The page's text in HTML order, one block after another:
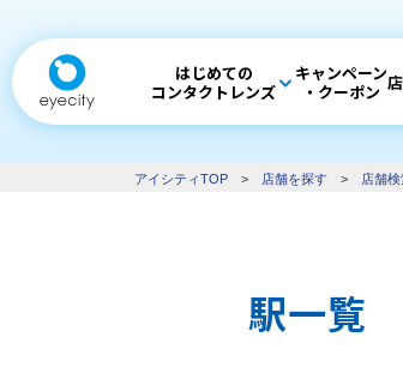
はじめての
コンタクトレンズ
キャンペーン
・クーポン
アイシティTOP > 店舗を探す > 店舗検
駅一覧